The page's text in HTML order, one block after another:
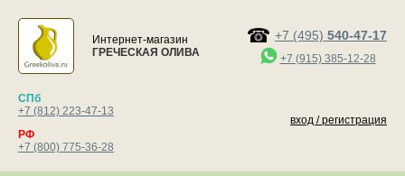
Интернет-магазин
ГРЕЧЕСКАЯ ОЛИВА
+7 (495) 540-47-17
+7 (915) 385-12-28
СПб
+7 (812) 223-47-13
РФ
+7 (800) 775-36-28
вход / регистрация